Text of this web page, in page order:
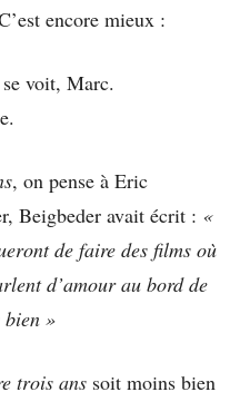
encore mieux :
voit, Marc.
, on pense à Eric
Beigbeder avait écrit : «
de faire des films où
d’amour au bord de
»
trois ans soit moins bien